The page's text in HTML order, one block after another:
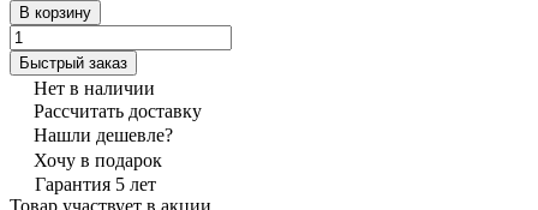
В корзину
Быстрый заказ
Нет в наличии
Рассчитать доставку
Нашли дешевле?
Хочу в подарок
Гарантия 5 лет
Товар участвует в акции